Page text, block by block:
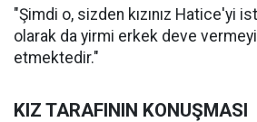
"Şimdi o, sizden kızınız Hatice'yi
olarak da yirmi erkek deve
etmektedir."
KIZ TARAFININ KONUŞMASI